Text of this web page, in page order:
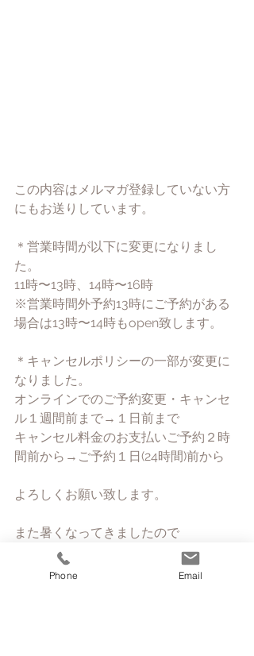
この内容はメルマガ登録していない方
にもお送りしています。
＊営業時間が以下に変更になりまし
た。
11時〜13時、14時〜16時
※営業時間外予約13時にご予約がある
場合は13時〜14時もopen致します。
＊キャンセルポリシーの一部が変更に
なりました。
オンラインでのご予約変更・キャンセ
ル１週間前まで→１日前まで
キャンセル料金のお支払いご予約２時
間前から→ご予約１日(24時間)前から
よろしくお願い致します。
また暑くなってきましたので
CSソックスのシルク(夜用)が入荷しま
した！Phone Email